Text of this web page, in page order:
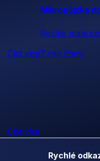
Číst více
Mikropůjčka
Rychle male
7 min čtení
Číst více
Rychlé